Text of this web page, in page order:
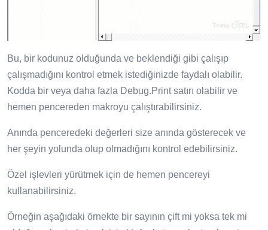
Bu, bir kodunuz olduğunda ve beklendiği gibi çalışıp
çalışmadığını kontrol etmek istediğinizde faydalı olabilir.
Kodda bir veya daha fazla Debug.Print satırı olabilir ve
hemen pencereden makroyu çalıştırabilirsiniz.
Anında penceredeki değerleri size anında gösterecek ve
her şeyin yolunda olup olmadığını kontrol edebilirsiniz.
Özel işlevleri yürütmek için de hemen pencereyi
kullanabilirsiniz.
Örneğin aşağıdaki örnekte bir sayının çift mi yoksa tek mi